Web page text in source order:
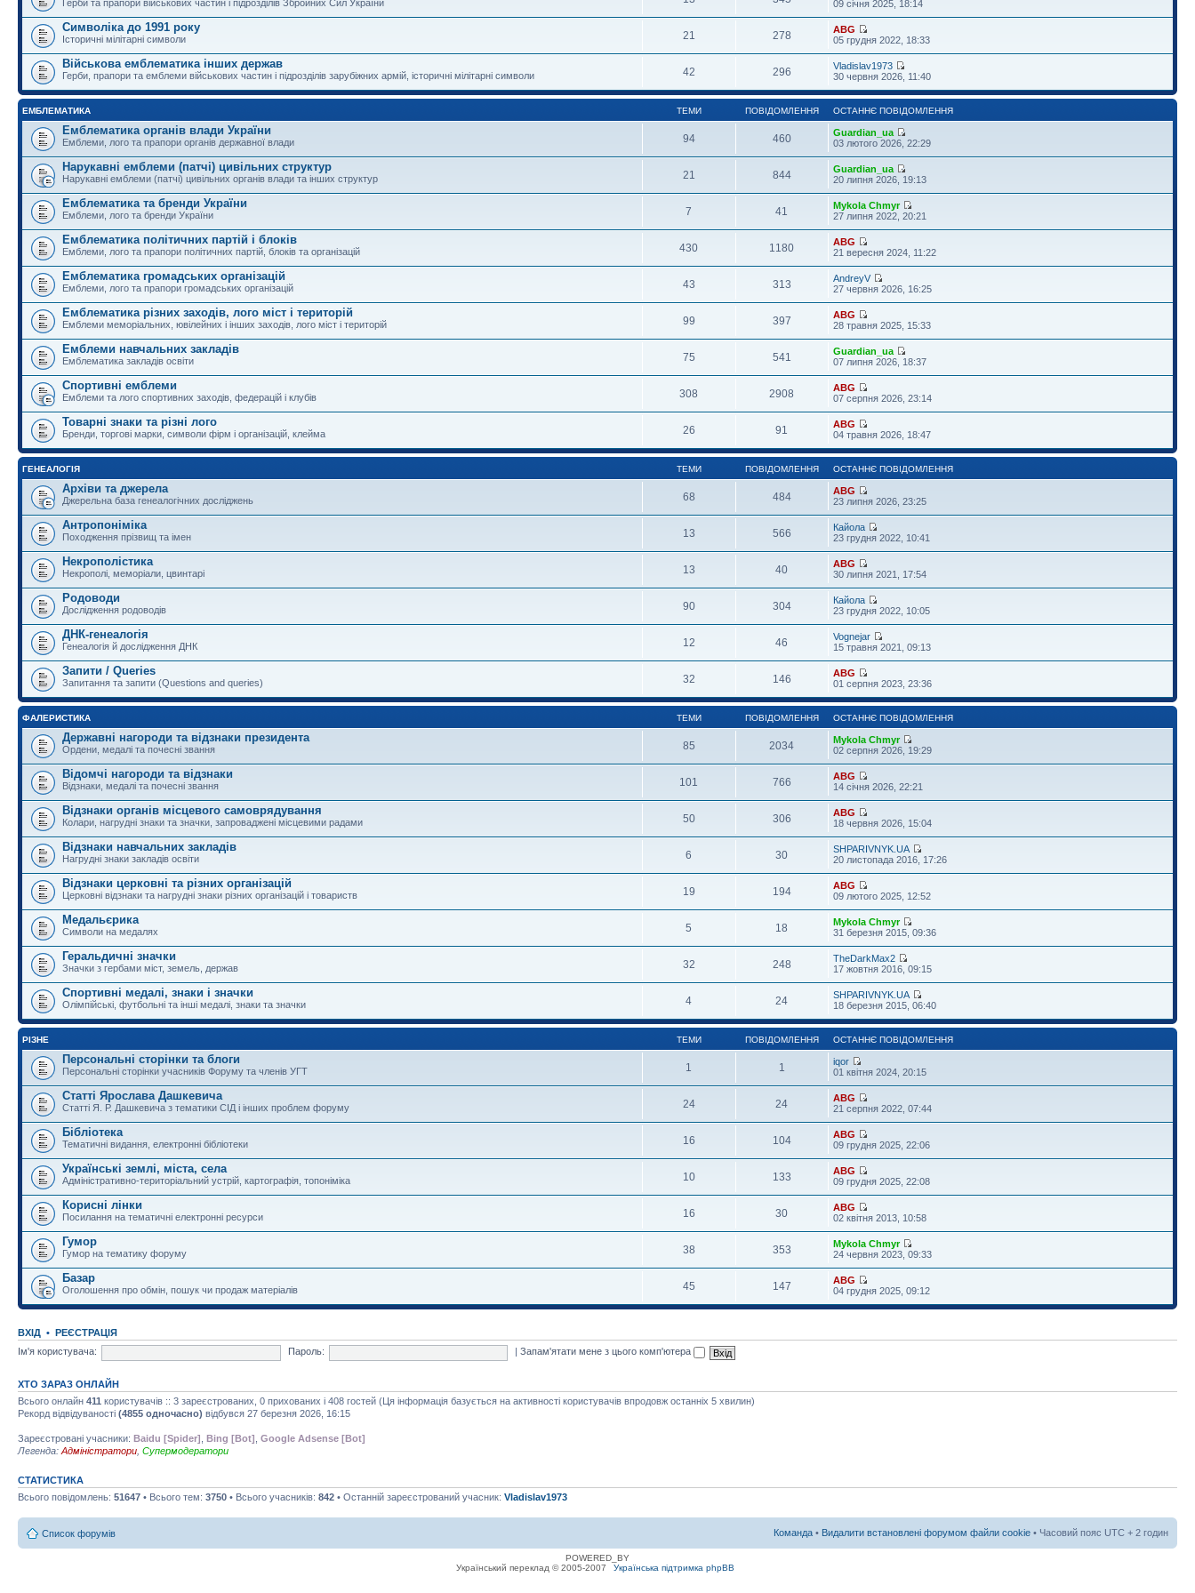
Герби та прапори військових частин і підрозділів Збройних Сил України 09 січня 2025, 18:14
Символіка до 1991 року
Історичні мілітарні символи 21 278
ABG
05 грудня 2022, 18:33
Військова емблематика інших держав
Герби, прапори та емблеми військових частин і підрозділів зарубіжних армій, історичні мілітарні символи 42 296
Vladislav1973
30 червня 2026, 11:40
ЕМБЛЕМАТИКА ТЕМИ ПОВІДОМЛЕННЯ ОСТАННЄ ПОВІДОМЛЕННЯ
Емблематика органів влади України
Емблеми, лого та прапори органів державної влади 94 460
Guardian_ua
03 лютого 2026, 22:29
Нарукавні емблеми (патчі) цивільних структур
Нарукавні емблеми (патчі) цивільних органів влади та інших структур 21 844
Guardian_ua
20 липня 2026, 19:13
Емблематика та бренди України
Емблеми, лого та бренди України 7 41
Mykola Chmyr
27 липня 2022, 20:21
Емблематика політичних партій і блоків
Емблеми, лого та прапори політичних партій, блоків та організацій 430 1180
ABG
21 вересня 2024, 11:22
Емблематика громадських організацій
Емблеми, лого та прапори громадських організацій 43 313
AndreyV
27 червня 2026, 16:25
Емблематика різних заходів, лого міст і територій
Емблеми меморіальних, ювілейних і інших заходів, лого міст і територій 99 397
ABG
28 травня 2025, 15:33
Емблеми навчальних закладів
Емблематика закладів освіти 75 541
Guardian_ua
07 липня 2026, 18:37
Спортивні емблеми
Емблеми та лого спортивних заходів, федерацій і клубів 308 2908
ABG
07 серпня 2026, 23:14
Товарні знаки та різні лого
Бренди, торгові марки, символи фірм і організацій, клейма 26 91
ABG
04 травня 2026, 18:47
ГЕНЕАЛОГІЯ ТЕМИ ПОВІДОМЛЕННЯ ОСТАННЄ ПОВІДОМЛЕННЯ
Архіви та джерела
Джерельна база генеалогічних досліджень 68 484
ABG
23 липня 2026, 23:25
Антропоніміка
Походження прізвищ та імен 13 566
Кайола
23 грудня 2022, 10:41
Некрополістика
Некрополі, меморіали, цвинтарі 13 40
ABG
30 липня 2021, 17:54
Родоводи
Дослідження родоводів 90 304
Кайола
23 грудня 2022, 10:05
ДНК-генеалогія
Генеалогія й дослідження ДНК 12 46
Vognejar
15 травня 2021, 09:13
Запити / Queries
Запитання та запити (Questions and queries) 32 146
ABG
01 серпня 2023, 23:36
ФАЛЕРИСТИКА ТЕМИ ПОВІДОМЛЕННЯ ОСТАННЄ ПОВІДОМЛЕННЯ
Державні нагороди та відзнаки президента
Ордени, медалі та почесні звання 85 2034
Mykola Chmyr
02 серпня 2026, 19:29
Відомчі нагороди та відзнаки
Відзнаки, медалі та почесні звання 101 766
ABG
14 січня 2026, 22:21
Відзнаки органів місцевого самоврядування
Колари, нагрудні знаки та значки, запроваджені місцевими радами 50 306
ABG
18 червня 2026, 15:04
Відзнаки навчальних закладів
Нагрудні знаки закладів освіти 6 30
SHPARIVNYK.UA
20 листопада 2016, 17:26
Відзнаки церковні та різних організацій
Церковні відзнаки та нагрудні знаки різних організацій і товариств 19 194
ABG
09 лютого 2025, 12:52
Медальєрика
Символи на медалях 5 18
Mykola Chmyr
31 березня 2015, 09:36
Геральдичні значки
Значки з гербами міст, земель, держав 32 248
TheDarkMax2
17 жовтня 2016, 09:15
Спортивні медалі, знаки і значки
Олімпійські, футбольні та інші медалі, знаки та значки 4 24
SHPARIVNYK.UA
18 березня 2015, 06:40
РІЗНЕ ТЕМИ ПОВІДОМЛЕННЯ ОСТАННЄ ПОВІДОМЛЕННЯ
Персональні сторінки та блоги
Персональні сторінки учасників Форуму та членів УГТ 1 1
iqor
01 квітня 2024, 20:15
Статті Ярослава Дашкевича
Статті Я. Р. Дашкевича з тематики СІД і інших проблем форуму 24 24
ABG
21 серпня 2022, 07:44
Бібліотека
Тематичні видання, електронні бібліотеки 16 104
ABG
09 грудня 2025, 22:06
Українські землі, міста, села
Адміністративно-територіальний устрій, картографія, топоніміка 10 133
ABG
09 грудня 2025, 22:08
Корисні лінки
Посилання на тематичні електронні ресурси 16 30
ABG
02 квітня 2013, 10:58
Гумор
Гумор на тематику форуму 38 353
Mykola Chmyr
24 червня 2023, 09:33
Базар
Оголошення про обмін, пошук чи продаж матеріалів 45 147
ABG
04 грудня 2025, 09:12
ВХІД • РЕЄСТРАЦІЯ
Ім'я користувача:
Пароль: |Запам'ятати мене з цього комп'ютера
ХТО ЗАРАЗ ОНЛАЙН
Всього онлайн 411 користувачів :: 3 зареєстрованих, 0 прихованих і 408 гостей (Ця інформація базується на активності користувачів впродовж останніх 5 хвилин)
Рекорд відвідуваності (4855 одночасно) відбувся 27 березня 2026, 16:15
Зареєстровані учасники: Baidu [Spider] Bing [Bot] Google Adsense [Bot]
Легенда: Адміністратори Супермодератори
СТАТИСТИКА
Всього повідомлень: 51647 • Всього тем: 3750 • Всього учасників: 842 • Останній зареєстрований учасник: Vladislav1973
Список форумів Команда • Видалити встановлені форумом файли cookie • Часовий пояс UTC + 2 годин
POWERED_BY
Український переклад © 2005-2007
Українська підтримка phpBB